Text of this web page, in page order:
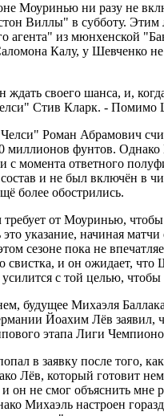
Моуринью ни разу не
Виллы" в субботу.
агента" из мюнхенской
Калу, у Шевченко не
своего шанса, и,
Стив Кларк. - Помимо
Роман Абрамович
миллионов фунтов.
с момента ответного
и не был включён в
более обострились.
от Моуринью, чтобы
указание, начиная
сезоне пока не
свистка, и он ожидает, что
с той целью,
будущее Михаэля
Йоахим Лёв заявил,
этапа Лиги
в заявку после того,
Лёв, который готовит
он не смог объяснить мне
Михаэль настроен